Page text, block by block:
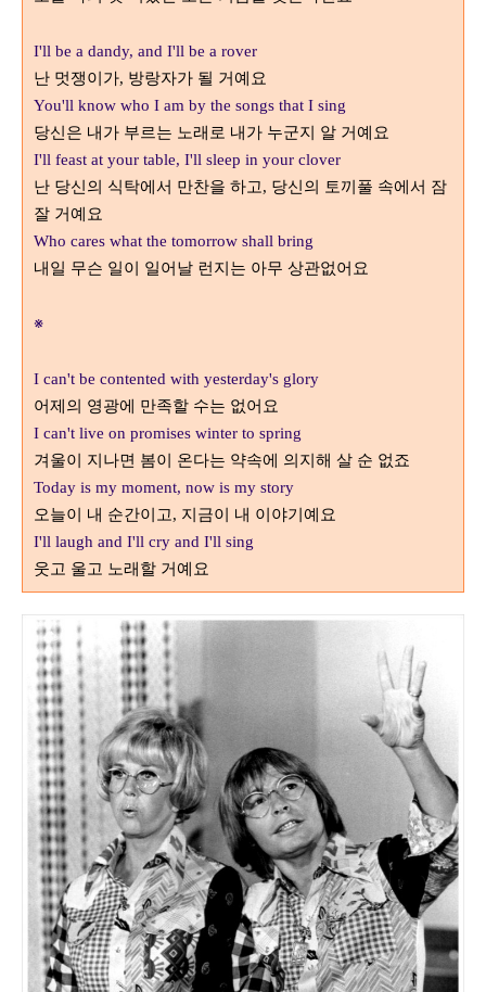
I'll be a dandy, and I'll be a rover
난 멋쟁이가, 방랑자가 될 거예요
You'll know who I am by the songs that I sing
당신은 내가 부르는 노래로 내가 누군지 알 거예요
I'll feast at your table, I'll sleep in your clover
난 당신의 식탁에서 만찬을 하고, 당신의 토끼풀 속에서 잠
잘 거예요
Who cares what the tomorrow shall bring
내일 무슨 일이 일어날 런지는 아무 상관없어요
※
I can't be contented with yesterday's glory
어제의 영광에 만족할 수는 없어요
I can't live on promises winter to spring
겨울이 지나면 봄이 온다는 약속에 의지해 살 순 없죠
Today is my moment, now is my story
오늘이 내 순간이고, 지금이 내 이야기예요
I'll laugh and I'll cry and I'll sing
웃고 울고 노래할 거예요